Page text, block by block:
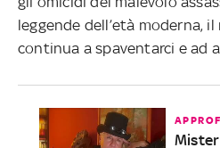
leggende dell’età moderna,
continua a spaventarci e ad